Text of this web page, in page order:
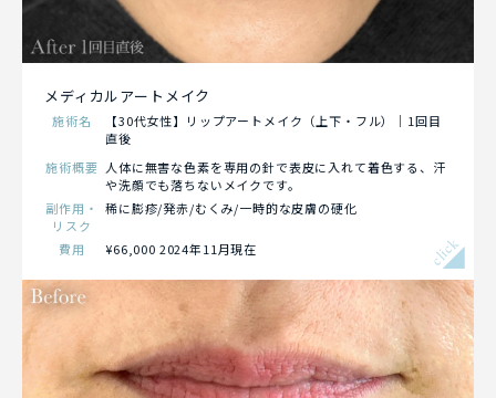
メディカルアートメイク
施術名
【30代女性】リップアートメイク（上下・フル）｜1回目
直後
施術概要 人体に無害な色素を専用の針で表皮に入れて着色する、汗
や洗顔でも落ちないメイクです。
副作用・
リスク
稀に膨疹/発赤/むくみ/一時的な皮膚の硬化
費用 ¥66,000 2024年11月現在 click